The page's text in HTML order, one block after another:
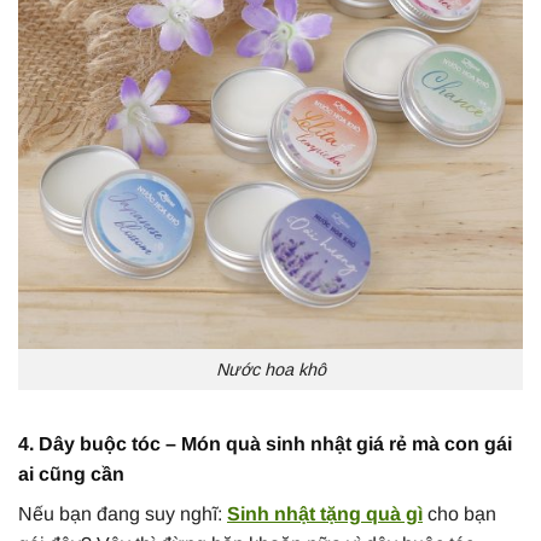
Nước hoa khô
4. Dây buộc tóc – Món quà sinh nhật giá rẻ mà con gái
ai cũng cần
Nếu bạn đang suy nghĩ: Sinh nhật tặng quà gì cho bạn